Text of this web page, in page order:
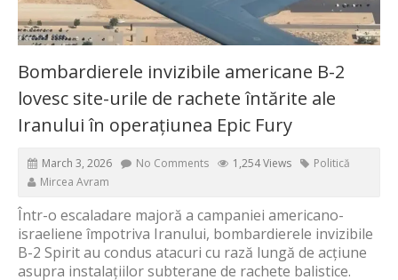
Bombardierele invizibile americane B-2
lovesc site-urile de rachete întărite ale
Iranului în operațiunea Epic Fury
March 3, 2026 No Comments 1,254 Views
Politică
Mircea Avram
Într-o escaladare majoră a campaniei americano-
israeliene împotriva Iranului, bombardierele invizibile
B-2 Spirit au condus atacuri cu rază lungă de acțiune
asupra instalațiilor subterane de rachete balistice.